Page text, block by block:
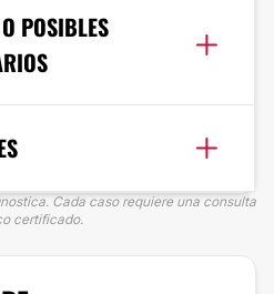
POSIBLES
Cada caso requiere una consulta
certificado.